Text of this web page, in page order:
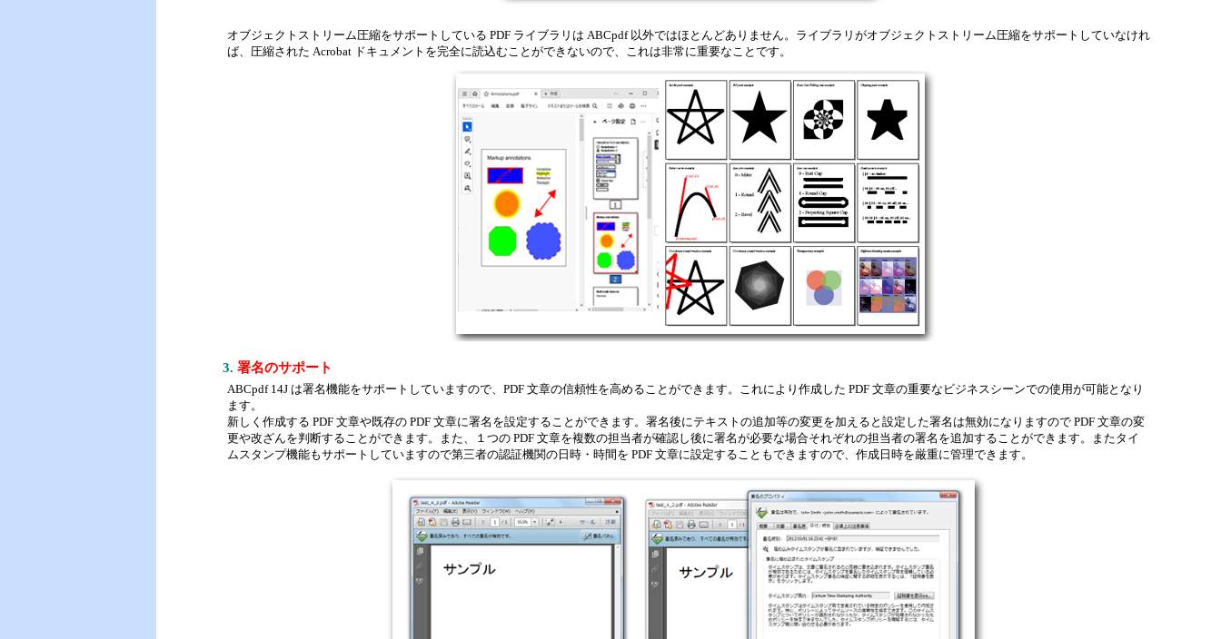
オブジェクトストリーム圧縮をサポートしている PDF ライブラリは ABCpdf 以外ではほとんどありません。ライブラリがオブジェクトストリーム圧縮をサポートしていなけれ
ば、圧縮された Acrobat ドキュメントを完全に読込むことができないので、これは非常に重要なことです。
3. 署名のサポート
ABCpdf 14J は署名機能をサポートしていますので、PDF 文章の信頼性を高めることができます。これにより作成した PDF 文章の重要なビジネスシーンでの使用が可能となり
ます。
新しく作成する PDF 文章や既存の PDF 文章に署名を設定することができます。署名後にテキストの追加等の変更を加えると設定した署名は無効になりますので PDF 文章の変
更や改ざんを判断することができます。また、１つの PDF 文章を複数の担当者が確認し後に署名が必要な場合それぞれの担当者の署名を追加することができます。またタイ
ムスタンプ機能もサポートしていますので第三者の認証機関の日時・時間を PDF 文章に設定することもできますので、作成日時を厳重に管理できます。